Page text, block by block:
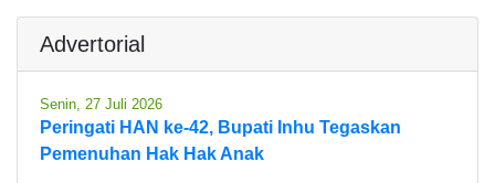
Advertorial
Senin, 27 Juli 2026
Peringati HAN ke-42, Bupati Inhu Tegaskan
Pemenuhan Hak Hak Anak